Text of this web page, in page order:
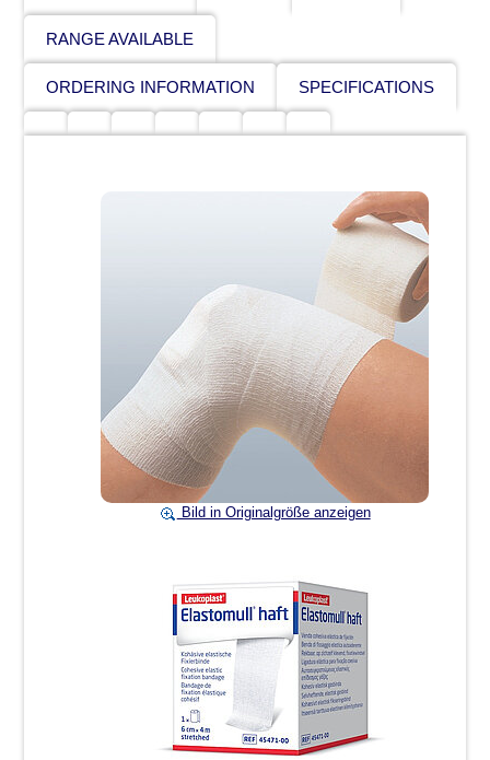
RANGE AVAILABLE
ORDERING INFORMATION SPECIFICATIONS
Bild in Originalgröße anzeigen